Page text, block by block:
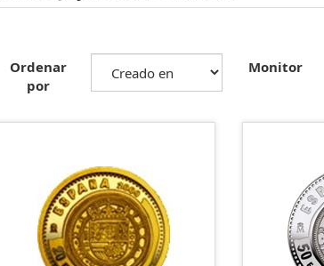
Ordenar
por
Monitor